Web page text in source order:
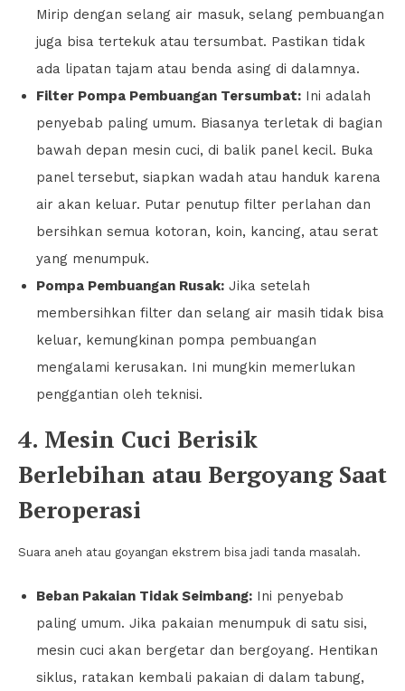
Mirip dengan selang air masuk, selang pembuangan
juga bisa tertekuk atau tersumbat. Pastikan tidak
ada lipatan tajam atau benda asing di dalamnya.
Filter Pompa Pembuangan Tersumbat: Ini adalah
penyebab paling umum. Biasanya terletak di bagian
bawah depan mesin cuci, di balik panel kecil. Buka
panel tersebut, siapkan wadah atau handuk karena
air akan keluar. Putar penutup filter perlahan dan
bersihkan semua kotoran, koin, kancing, atau serat
yang menumpuk.
Pompa Pembuangan Rusak: Jika setelah
membersihkan filter dan selang air masih tidak bisa
keluar, kemungkinan pompa pembuangan
mengalami kerusakan. Ini mungkin memerlukan
penggantian oleh teknisi.
4. Mesin Cuci Berisik
Berlebihan atau Bergoyang Saat
Beroperasi
Suara aneh atau goyangan ekstrem bisa jadi tanda masalah.
Beban Pakaian Tidak Seimbang: Ini penyebab
paling umum. Jika pakaian menumpuk di satu sisi,
mesin cuci akan bergetar dan bergoyang. Hentikan
siklus, ratakan kembali pakaian di dalam tabung,